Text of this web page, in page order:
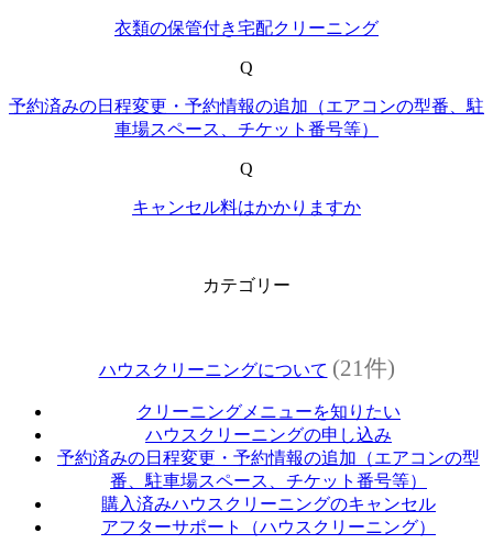
衣類の保管付き宅配クリーニング
Q
予約済みの日程変更・予約情報の追加（エアコンの型番、駐
車場スペース、チケット番号等）
Q
キャンセル料はかかりますか
カテゴリー
ハウスクリーニングについて (21件)
クリーニングメニューを知りたい
ハウスクリーニングの申し込み
予約済みの日程変更・予約情報の追加（エアコンの型
番、駐車場スペース、チケット番号等）
購入済みハウスクリーニングのキャンセル
アフターサポート（ハウスクリーニング）